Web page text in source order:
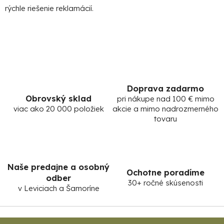
s
rýchle riešenie reklamácií.
Obrovský sklad
viac ako 20 000 položiek
Doprava zadarmo
pri nákupe nad 100 € mimo
akcie a mimo nadrozmerného
tovaru
Naše predajne a osobný
odber
v Leviciach a Šamoríne
Ochotne poradíme
30+ ročné skúsenosti
Z